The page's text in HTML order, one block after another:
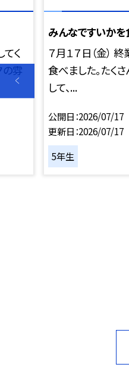
く
の雰
みんなですいかを
７月１７日（金）
食べました。たく
して、...
公開日 2026/07/17
更新日 2026/07/17
5年生